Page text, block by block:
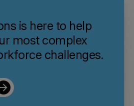
is here to help
most complex
challenges.